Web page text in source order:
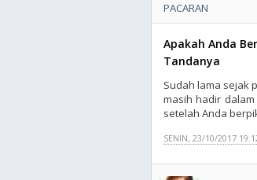
PACARAN
Apakah Anda
Tandanya
Sudah lama sejak
masih hadir
setelah Anda
SENIN, 23/10/2017